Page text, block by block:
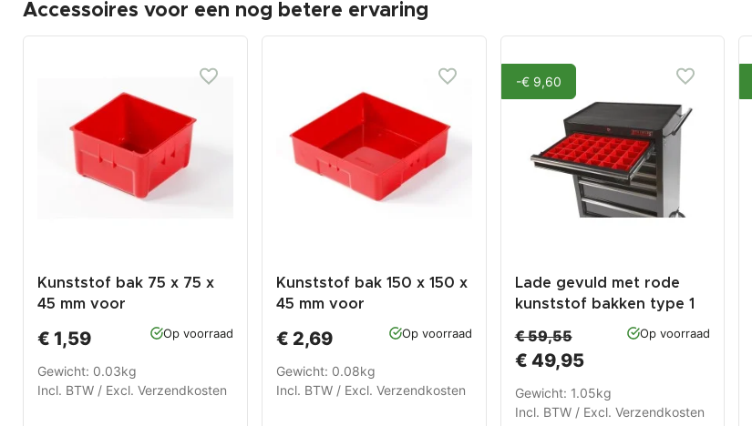
Accessoires voor een nog betere ervaring
Kunststof bak 75 x 75 x
45 mm voor
gereedschapswagen
€ 1,59 Op voorraad
Gewicht: 0.03kg
Incl. BTW / Excl. Verzendkosten
Kunststof bak 150 x 150 x
45 mm voor
gereedschapswagen
€ 2,69 Op voorraad
Gewicht: 0.08kg
Incl. BTW / Excl. Verzendkosten
-€ 9,60
Lade gevuld met rode
kunststof bakken type 1
€ 59,55
€ 49,95
Op voorraad
Gewicht: 1.05kg
Incl. BTW / Excl. Verzendkosten